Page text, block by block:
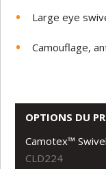
Large eye
Camouflage,
OPTIONS DU
Camotex™
CLD224